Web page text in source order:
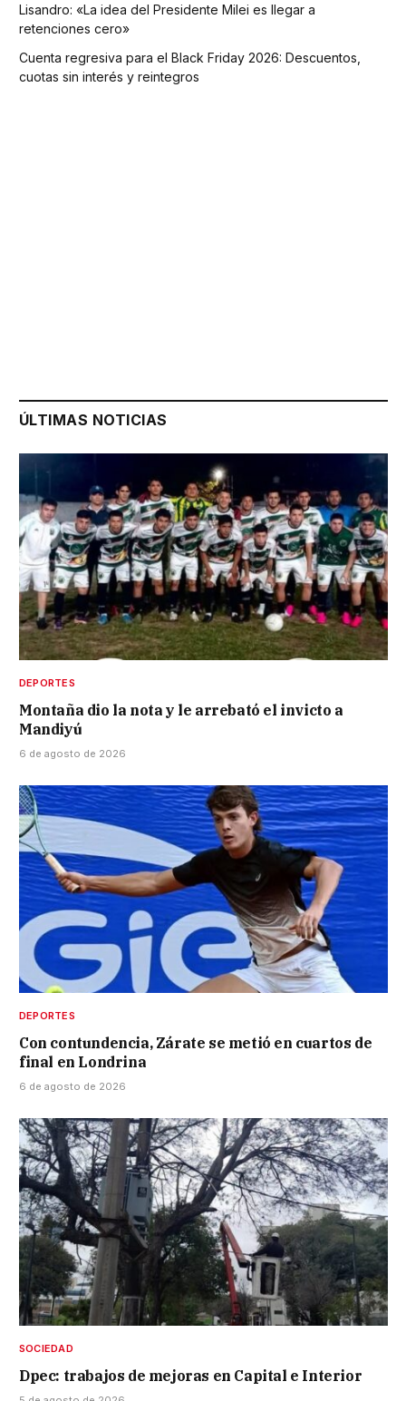
Lisandro: «La idea del Presidente Milei es llegar a
retenciones cero»
Cuenta regresiva para el Black Friday 2026: Descuentos,
cuotas sin interés y reintegros
ÚLTIMAS NOTICIAS
DEPORTES
Montaña dio la nota y le arrebató el invicto a
Mandiyú
6 de agosto de 2026
DEPORTES
Con contundencia, Zárate se metió en cuartos de
final en Londrina
6 de agosto de 2026
SOCIEDAD
Dpec: trabajos de mejoras en Capital e Interior